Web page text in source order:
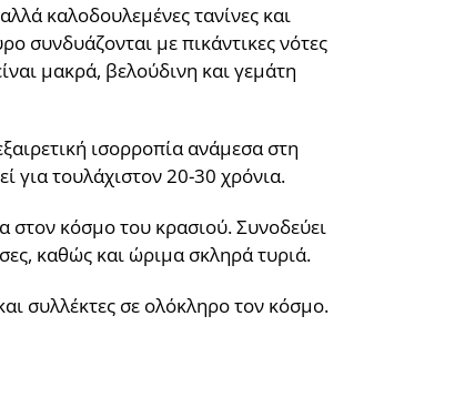
καλοδουλεμένες τανίνες και
συνδυάζονται με πικάντικες νότες
μακρά, βελούδινη και γεμάτη
ισορροπία ανάμεσα στη
για τουλάχιστον 20-30 χρόνια.
στον κόσμο του κρασιού. Συνοδεύει
καθώς και ώριμα σκληρά τυριά.
συλλέκτες σε ολόκληρο τον κόσμο.